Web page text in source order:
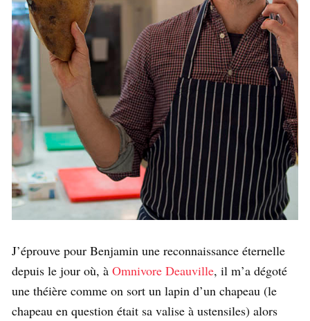
J’éprouve pour Benjamin une reconnaissance éternelle
depuis le jour où, à Omnivore Deauville, il m’a dégoté
une théière comme on sort un lapin d’un chapeau (le
chapeau en question était sa valise à ustensiles) alors